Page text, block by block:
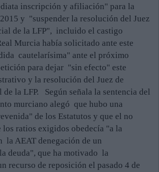
inscripción y afiliación" para la
y "suspender la resolución del Juez
de la LFP", incluido el castigo
Murcia había solicitado ante este
cautelarísima" ante el próximo
para dejar "sin efecto" este
y la resolución del Juez de
la LFP. Según señala la sentencia del
murciano alegó que hubo una
de los Estatutos y que el no
ratios exigidos obedecía "a la
la AEAT denegación de un
deuda", que ha motivado la
recurso de reposición el pasado 4 de